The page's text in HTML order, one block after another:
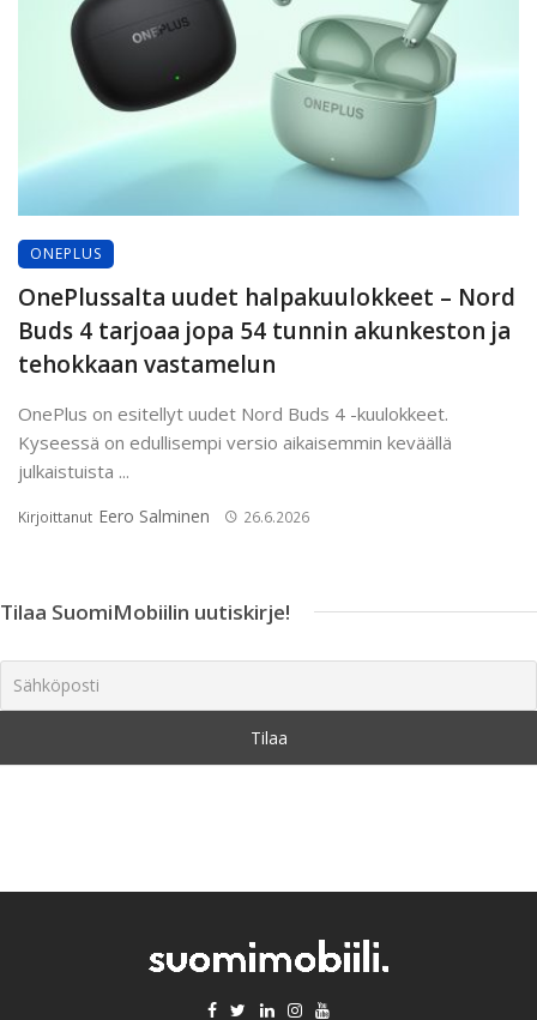
ONEPLUS
OnePlussalta uudet halpakuulokkeet – Nord
Buds 4 tarjoaa jopa 54 tunnin akunkeston ja
tehokkaan vastamelun
OnePlus on esitellyt uudet Nord Buds 4 -kuulokkeet.
Kyseessä on edullisempi versio aikaisemmin keväällä
julkaistuista ...
Kirjoittanut Eero Salminen 26.6.2026
Tilaa SuomiMobiilin uutiskirje!